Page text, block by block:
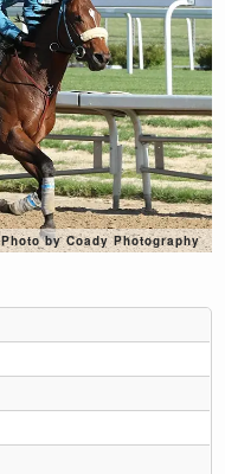
Photo by Coady Photography